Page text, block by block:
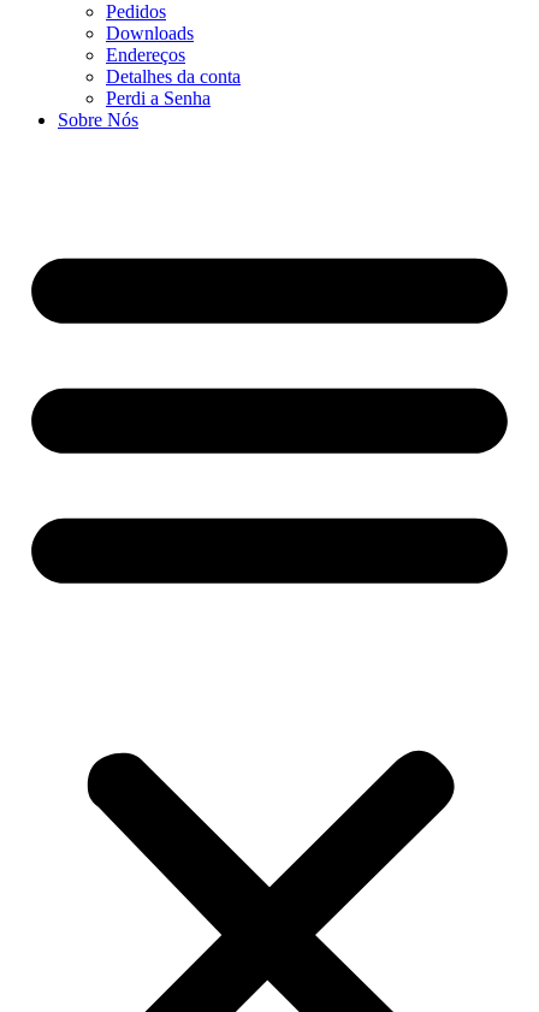
Pedidos
Downloads
Endereços
Detalhes da conta
Perdi a Senha
Sobre Nós